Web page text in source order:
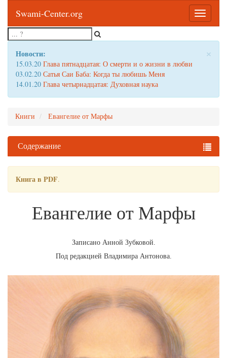
Toggle
Swami-Center.org
×
Новости:
15.03.20 Глава пятнадцатая: О смерти и о жизни в любви
03.02.20 Сатья Саи Баба: Когда ты любишь Меня
14.01.20 Глава четырнадцатая: Духовная наука
Книги Евангелие от Марфы
Содержание
Книга в PDF.
Евангелие от Марфы
Записано Анной Зубковой.
Под редакцией Владимира Антонова.